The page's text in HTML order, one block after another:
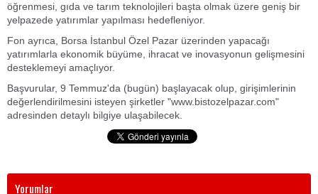
öğrenmesi, gıda ve tarım teknolojileri başta olmak üzere geniş bir
yelpazede yatırımlar yapılması hedefleniyor.
Fon ayrıca, Borsa İstanbul Özel Pazar üzerinden yapacağı
yatırımlarla ekonomik büyüme, ihracat ve inovasyonun gelişmesini
desteklemeyi amaçlıyor.
Başvurular, 9 Temmuz'da (bugün) başlayacak olup, girişimlerinin
değerlendirilmesini isteyen şirketler "www.bistozelpazar.com"
adresinden detaylı bilgiye ulaşabilecek.
Yorumlar